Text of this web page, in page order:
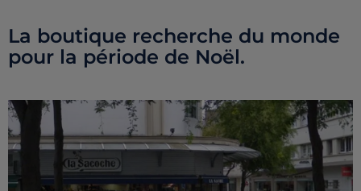
La boutique recherche du monde
pour la période de Noël.